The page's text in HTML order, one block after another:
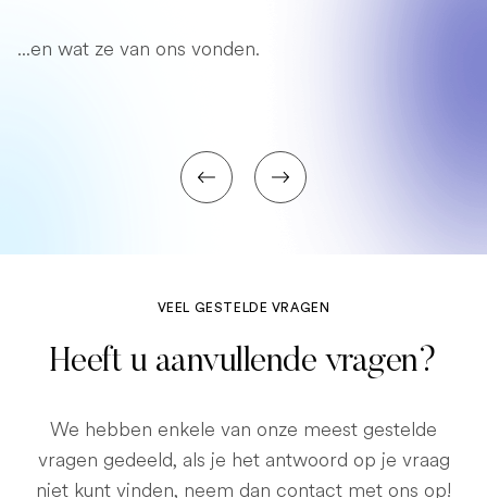
...en wat ze van ons vonden.
VEEL GESTELDE VRAGEN
Heeft u aanvullende vragen?
We hebben enkele van onze meest gestelde
vragen gedeeld, als je het antwoord op je vraag
niet kunt vinden, neem dan contact met ons op!